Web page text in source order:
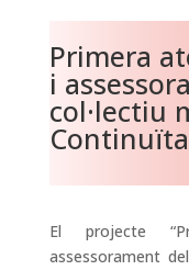
Primera
i
col·lectiu
El projecte
assessorament